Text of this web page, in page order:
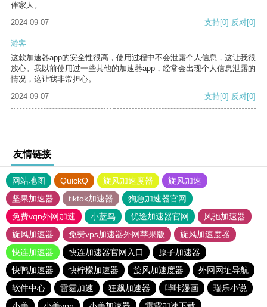
伴家人。
2024-09-07
支持[0] 反对[0]
游客
这款加速器app的安全性很高，使用过程中不会泄露个人信息，这让我很
放心。我以前使用过一些其他的加速器app，经常会出现个人信息泄露的
情况，这让我非常担心。
2024-09-07
支持[0] 反对[0]
友情链接
网站地图 QuickQ 旋风加速度器
旋风加速
坚果加速器
tiktok加速器
狗急加速器官网
免费vqn外网加速
小蓝鸟 优途加速器官网
风驰加速器
旋风加速器
免费vps加速器外网苹果版
旋风加速度器
快连加速器
快连加速器官网入口
原子加速器
快鸭加速器
快柠檬加速器 旋风加速度器
外网网址导航
软件中心
雷霆加速 狂飙加速器 哔咔漫画
瑞乐小说